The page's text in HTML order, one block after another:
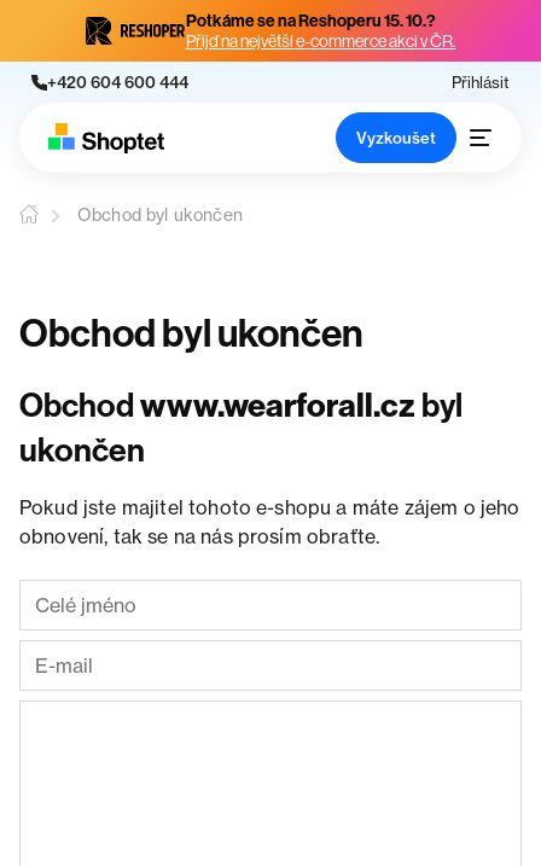
Potkáme se na Reshoperu 15. 10.?
Přijď na největší e-commerce akci v ČR.
+420 604 600 444 Přihlásit
Vyzkoušet
Obchod byl ukončen
Obchod byl ukončen
Obchodwww.wearforall.cz byl
ukončen
Pokud jste majitel tohoto e-shopu a máte zájem o jeho
obnovení, tak se na nás prosím obraťte.